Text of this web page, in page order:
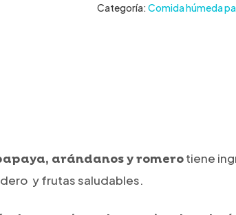
Categoría: Comida húmeda
arándanos y romerotiene
y frutas saludables.